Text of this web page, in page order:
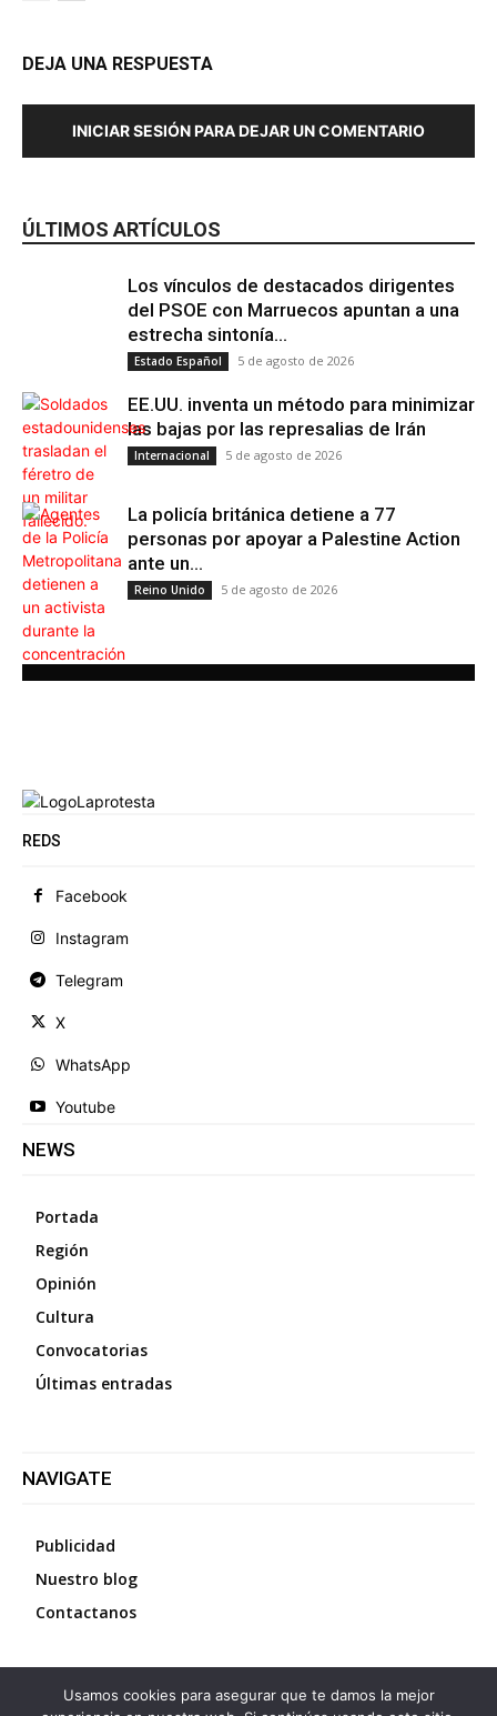
DEJA UNA RESPUESTA
INICIAR SESIÓN PARA DEJAR UN COMENTARIO
ÚLTIMOS ARTÍCULOS
Los vínculos de destacados dirigentes
del PSOE con Marruecos apuntan a una
estrecha sintonía...
Estado Español 5 de agosto de 2026
EE.UU. inventa un método para minimizar
las bajas por las represalias de Irán
Internacional 5 de agosto de 2026
La policía británica detiene a 77
personas por apoyar a Palestine Action
ante un...
Reino Unido 5 de agosto de 2026
REDS
Facebook
Instagram
Telegram
X
WhatsApp
Youtube
NEWS
Portada
Región
Opinión
Cultura
Convocatorias
Últimas entradas
NAVIGATE
Publicidad
Nuestro blog
Contactanos
Usamos cookies para asegurar que te damos la mejor